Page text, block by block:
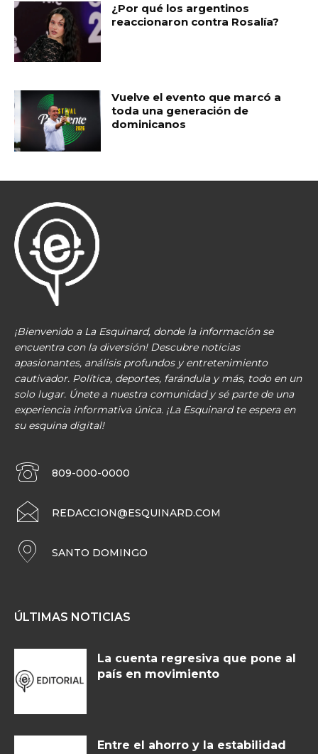
¿Por qué los argentinos
reaccionaron contra Rosalía?
Vuelve el evento que marcó a
toda una generación de
dominicanos
¡Bienvenido a La Esquinard, donde la información se
encuentra con la diversión! Descubre noticias
apasionantes, análisis profundos y entretenimiento
cautivador. Política, deportes, farándula y más, todo en un
solo lugar. Únete a nuestra comunidad y sé parte de una
experiencia informativa única. ¡La Esquinard te espera en
su esquina digital!
809-000-0000
REDACCION@ESQUINARD.COM
SANTO DOMINGO
ÚLTIMAS NOTICIAS
La cuenta regresiva que pone al
país en movimiento
Entre el ahorro y la estabilidad